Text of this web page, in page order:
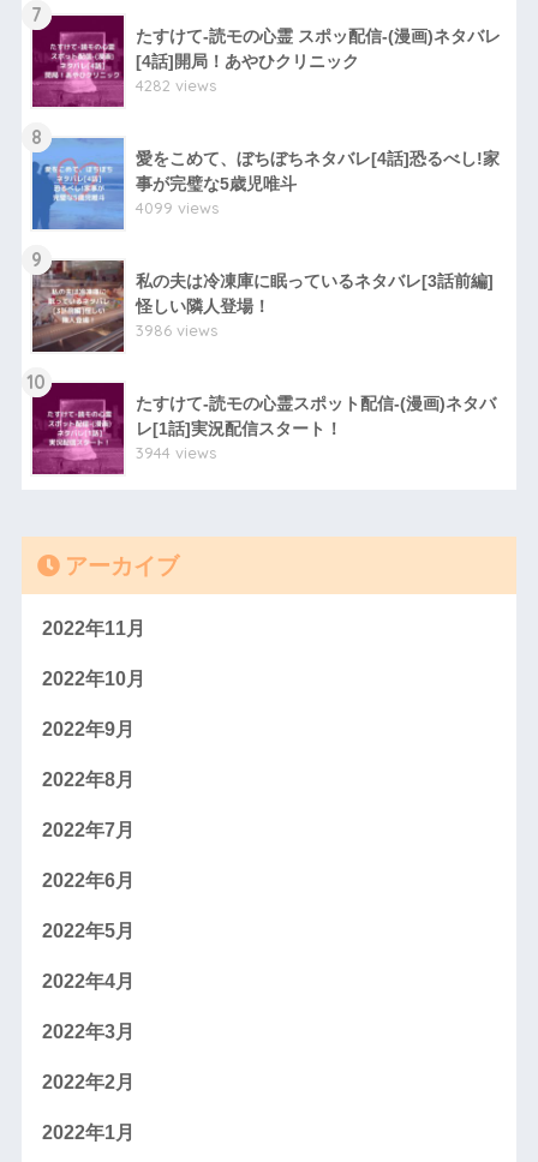
7
たすけて-読モの心霊 スポッ配信-(漫画)ネタバレ
[4話]開局！あやひクリニック
4282 views
8
愛をこめて、ぼちぼちネタバレ[4話]恐るべし!家
事が完璧な5歳児唯斗
4099 views
9
私の夫は冷凍庫に眠っているネタバレ[3話前編]
怪しい隣人登場！
3986 views
10
たすけて-読モの心霊スポット配信-(漫画)ネタバ
レ[1話]実況配信スタート！
3944 views
アーカイブ
2022年11月
2022年10月
2022年9月
2022年8月
2022年7月
2022年6月
2022年5月
2022年4月
2022年3月
2022年2月
2022年1月